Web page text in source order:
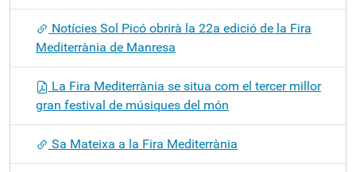
Notícies Sol Picó obrirà la 22a edició de la Fira
Mediterrània de Manresa
La Fira Mediterrània se situa com el tercer millor
gran festival de músiques del món
Sa Mateixa a la Fira Mediterrània